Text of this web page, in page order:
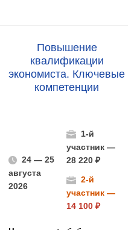
Повышение
квалификации
экономиста. Ключевые
компетенции
24 — 25
августа
2026
1-й
участник —
28 220 ₽
2-й
участник —
14 100 ₽